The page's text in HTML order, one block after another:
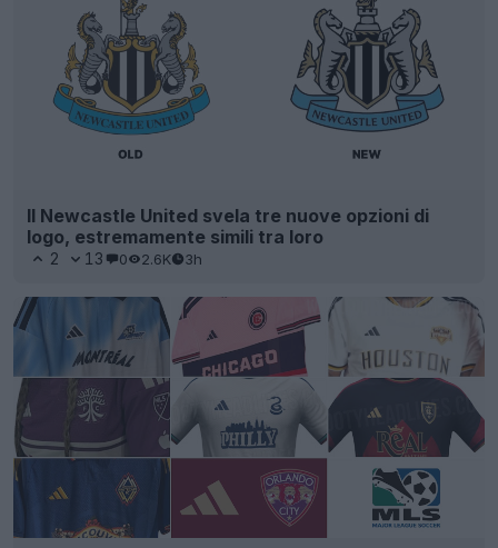
Il Newcastle United svela tre nuove opzioni di
logo, estremamente simili tra loro
2 13 0 2.6K 3h